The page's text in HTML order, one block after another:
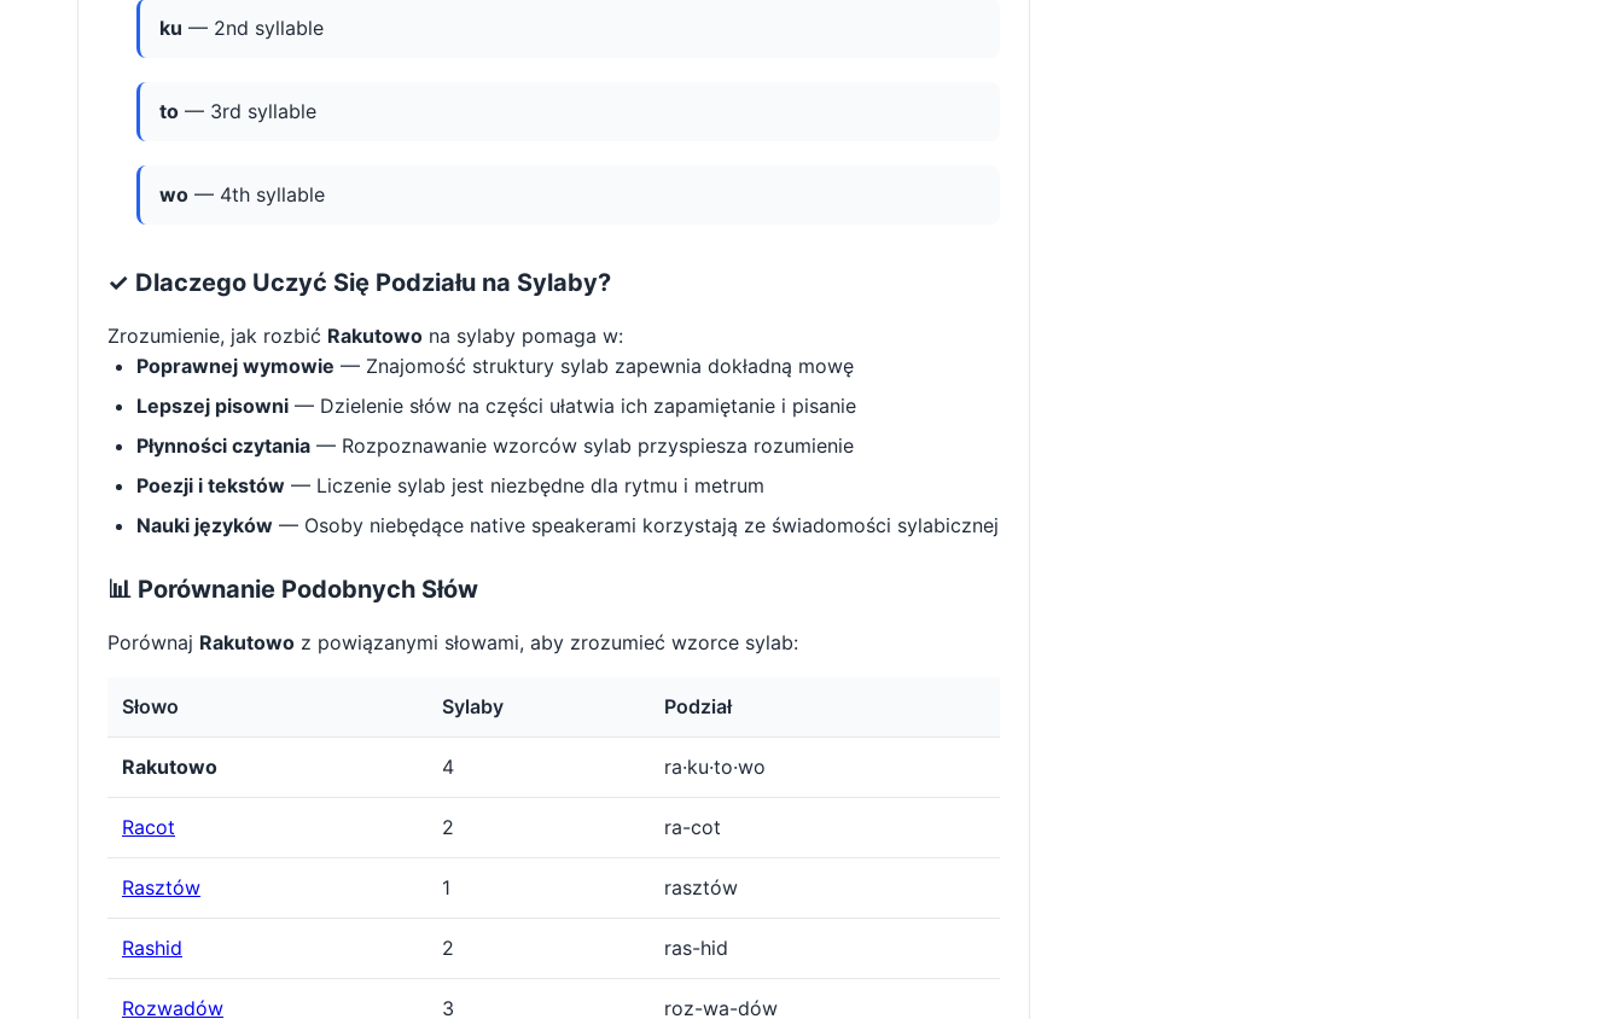
ku — 2nd syllable
to — 3rd syllable
wo — 4th syllable
✓ Dlaczego Uczyć Się Podziału na Sylaby?
Zrozumienie, jak rozbić Rakutowo na sylaby pomaga w:
Poprawnej wymowie — Znajomość struktury sylab zapewnia dokładną mowę
Lepszej pisowni — Dzielenie słów na części ułatwia ich zapamiętanie i pisanie
Płynności czytania — Rozpoznawanie wzorców sylab przyspiesza rozumienie
Poezji i tekstów — Liczenie sylab jest niezbędne dla rytmu i metrum
Nauki języków — Osoby niebędące native speakerami korzystają ze świadomości sylabicznej
📊 Porównanie Podobnych Słów
Porównaj Rakutowo z powiązanymi słowami, aby zrozumieć wzorce sylab:
Słowo Sylaby Podział
Rakutowo 4 ra·ku·to·wo
Racot 2 ra-cot
Rasztów 1 rasztów
Rashid 2 ras-hid
Rozwadów 3 roz-wa-dów